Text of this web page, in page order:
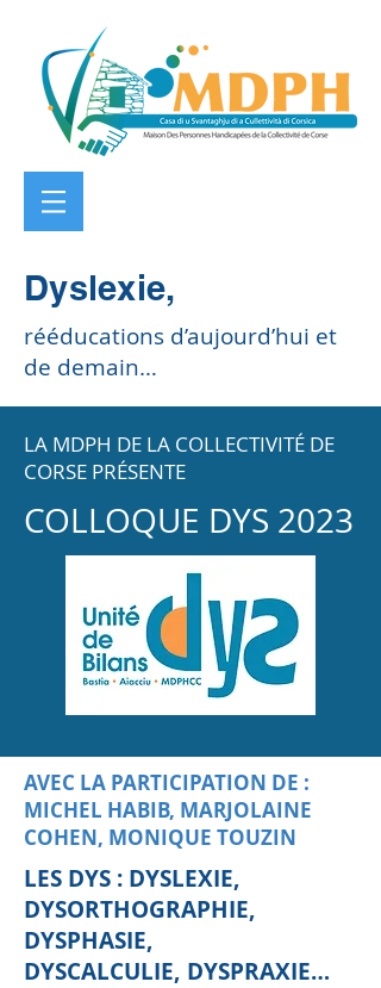
Dyslexie,
rééducations d’aujourd’hui et
de demain…
LA MDPH DE LA COLLECTIVITÉ DE
CORSE PRÉSENTE
COLLOQUE DYS 2023
AVEC LA PARTICIPATION DE :
MICHEL HABIB, MARJOLAINE
COHEN, MONIQUE TOUZIN
LES DYS : DYSLEXIE,
DYSORTHOGRAPHIE,
DYSPHASIE,
DYSCALCULIE, DYSPRAXIE…